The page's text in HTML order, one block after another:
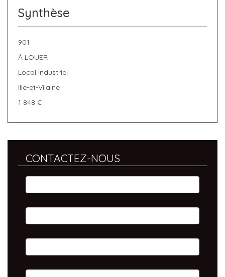
Synthèse
901
À LOUER
Local industriel
Ille-et-Vilaine
1 848 €
CONTACTEZ-NOUS